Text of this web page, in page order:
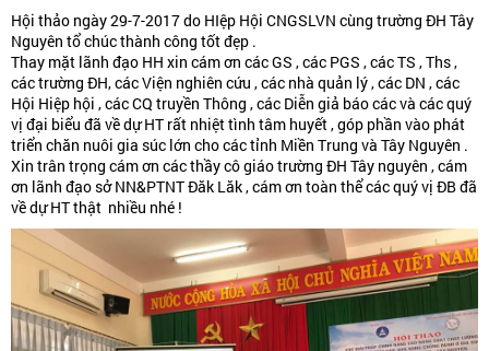
Hội thảo ngày 29-7-2017 do HIệp Hội CNGSLVN cùng trường ĐH Tây
Nguyên tổ chúc thành công tốt đẹp .
Thay mặt lãnh đạo HH xin cám ơn các GS , các PGS , các TS , Ths ,
các trường ĐH, các Viện nghiên cứu , các nhà quản lý , các DN , các
Hội Hiệp hội , các CQ truyền Thông , các Diễn giả báo các và các quý
vị đại biểu đã về dự HT rất nhiệt tình tâm huyết , góp phần vào phát
triển chăn nuôi gia súc lớn cho các tỉnh Miền Trung và Tây Nguyên .
Xin trân trọng cám ơn các thầy cô giáo trường ĐH Tây nguyên , cám
ơn lãnh đạo sở NN&PTNT Đăk Lăk , cám ơn toàn thể các quý vị ĐB đã
về dự HT thật nhiều nhé !